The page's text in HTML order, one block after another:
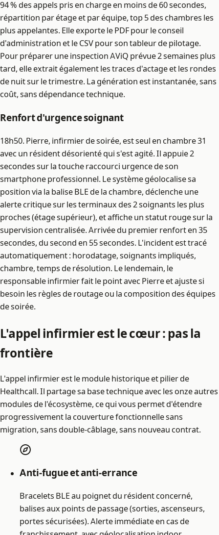
94 % des appels pris en charge en moins de 60 secondes,
répartition par étage et par équipe, top 5 des chambres les
plus appelantes. Elle exporte le PDF pour le conseil
d'administration et le CSV pour son tableur de pilotage.
Pour préparer une inspection AViQ prévue 2 semaines plus
tard, elle extrait également les traces d'actage et les rondes
de nuit sur le trimestre. La génération est instantanée, sans
coût, sans dépendance technique.
Renfort d'urgence soignant
18h50. Pierre, infirmier de soirée, est seul en chambre 31
avec un résident désorienté qui s'est agité. Il appuie 2
secondes sur la touche raccourci urgence de son
smartphone professionnel. Le système géolocalise sa
position via la balise BLE de la chambre, déclenche une
alerte critique sur les terminaux des 2 soignants les plus
proches (étage supérieur), et affiche un statut rouge sur la
supervision centralisée. Arrivée du premier renfort en 35
secondes, du second en 55 secondes. L'incident est tracé
automatiquement : horodatage, soignants impliqués,
chambre, temps de résolution. Le lendemain, le
responsable infirmier fait le point avec Pierre et ajuste si
besoin les règles de routage ou la composition des équipes
de soirée.
L'appel infirmier est le cœur : pas la
frontière
L'appel infirmier est le module historique et pilier de
Healthcall. Il partage sa base technique avec les onze autres
modules de l'écosystème, ce qui vous permet d'étendre
progressivement la couverture fonctionnelle sans
migration, sans double-câblage, sans nouveau contrat.
Anti-fugue et anti-errance
Bracelets BLE au poignet du résident concerné,
balises aux points de passage (sorties, ascenseurs,
portes sécurisées). Alerte immédiate en cas de